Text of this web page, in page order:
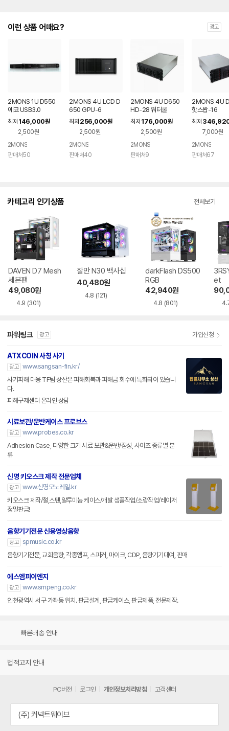
이런 상품 어때요? 광고
2MONS 1U D550
에코 USB3.0
최저 146,000원
2,500원
2MONS
판매처50
2MONS 4U LCD D
650 GPU-6
최저 256,000원
2,500원
2MONS
판매처40
2MONS 4U D650
HD-28 워터쿨
최저 176,000원
2,500원
2MONS
판매처9
2MONS 4U
핫스왑-16
최저
7,000원
2MONS
판매처67
카테고리 인기상품 전체보기
DAVEN D7 Mesh
세븐팬
49,080원
4.9 (301)
잘만 N30 백사십
40,480원
4.8 (121)
darkFlash DS500
RGB
42,940원
4.8 (801)
et
파워링크 광고 가입신청
ATXCOIN 사칭 사기
광고 www.sangsan-fin.kr/
사기피해 대응 TF팀 상산은 피해회복과 피해금 회수에 특화되어 있습니
다.
피해구제센터 온라인 상담
시료보관/운반케이스 프로브스
광고 www.probes.co.kr
Adhesion Case, 다양한 크기 시료 보관&운반/점성, 사이즈 종류별 분
류
신명 키오스크 제작 전문업체
광고 www.신명모노레일.kr
키오스크 제작/철,스텐,알루미늄 케이스/개발 샘플작업/소량작업/레이저
정밀판금!
음향기기전문 신용영상음향
광고 spmusic.co.kr
음향기기전문, 교회음향, 각종앰프, 스피커, 마이크, CDP, 음향기기대여, 판매
에스엠피이엔지
광고 www.smpeng.co.kr
인천광역시 서구 가좌동 위치. 판금설계, 판금케이스, 판금제품, 전문제작.
빠른배송 안내
법적고지 안내
PC버전 로그인 개인정보처리방침 고객센터
(주) 커넥트웨이브